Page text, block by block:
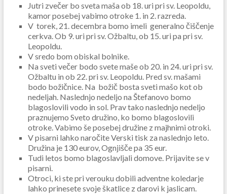
Jutri zvečer bo sveta maša ob 18. uri pri sv. Leopoldu,
kamor posebej vabimo otroke 1. in 2. razreda.
V torek, 21. decembra bomo imeli generalno čiščenje
cerkva. Ob 9. uri pri sv. Ožbaltu, ob 15. uri pa pri sv.
Leopoldu.
V sredo bom obiskal bolnike.
Na sveti večer bodo svete maše ob 20. in 24. uri pri sv.
Ožbaltu in ob 22. pri sv. Leopoldu. Pred sv. mašami
bodo božičnice. Na božič bosta sveti mašo kot ob
nedeljah. Naslednjo nedeljo na Štefanovo bomo
blagoslovili vodo in sol. Prav tako naslednjo nedeljo
praznujemo Sveto družino, ko bomo blagoslovili
otroke. Vabimo še posebej družine z majhnimi otroki.
V pisarni lahko naročite Verski tisk za naslednjo leto.
Družina je 130 eurov, Ognjišče pa 35 eur.
Tudi letos bomo blagoslavljali domove. Prijavite se v
pisarni.
Otroci, ki ste pri verouku dobili adventne koledarje
lahko prinesete svoje škatlice z darovi k jaslicam.